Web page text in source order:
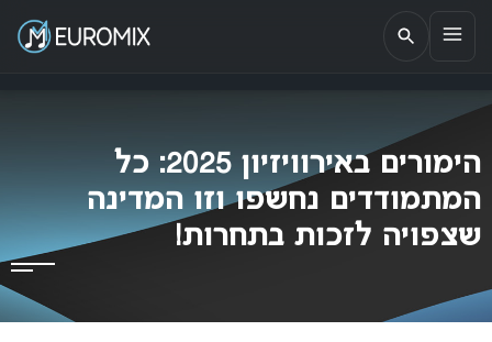
EUROMIX
אתר הבית של האירוויזיון בישראל
הימורים באירוויזיון 2025: כל
המתמודדים נחשפו וזו המדינה
שצפויה לזכות בתחרות!